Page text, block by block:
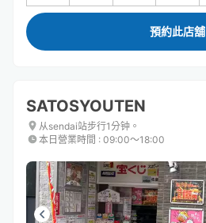
預約此店舖
SATOSYOUTEN
从sendai站步行1分钟。
本日營業時間 : 09:00〜18:00